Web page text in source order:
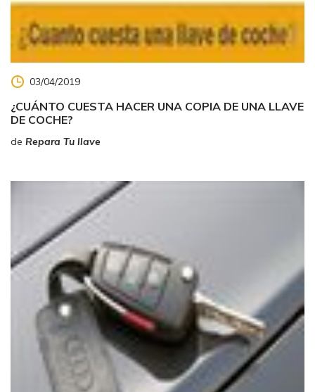
03/04/2019
¿CUÁNTO CUESTA HACER UNA COPIA DE UNA LLAVE
DE COCHE?
de Repara Tu llave